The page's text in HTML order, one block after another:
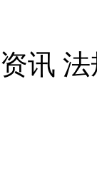
资讯 法